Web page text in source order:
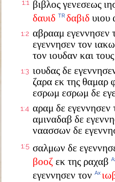
1:1 βιβλος γενεσεως
δαυιδ TR δαβιδ υιου
1:2 αβρααμ εγεννησεν
εγεννησεν τον
τον ιουδαν και
1:3 ιουδας δε
ζαρα εκ της θαμαρ
εσρωμ εσρωμ δε
1:4 αραμ δε εγεννησεν
αμιναδαβ δε
ναασσων δε
1:5 σαλμων δε
βοοζ εκ της ραχαβ
εγεννησεν τον Ax